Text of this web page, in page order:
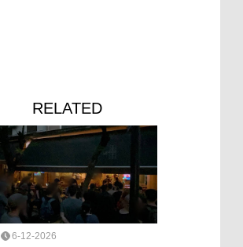
RELATED
6-12-2026